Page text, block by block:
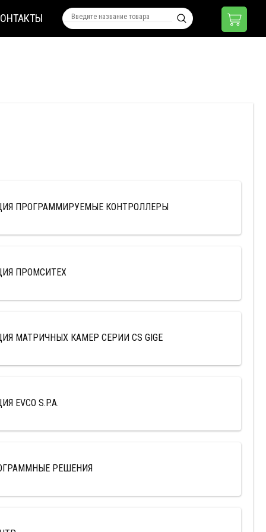
ПРОГРАММИРУЕМЫЕ КОНТРОЛЛЕРЫ
ПРОМСИТЕХ
МАТРИЧНЫХ КАМЕР СЕРИИ CS GIGE
EVCO S.P.A.
РЕШЕНИЯ